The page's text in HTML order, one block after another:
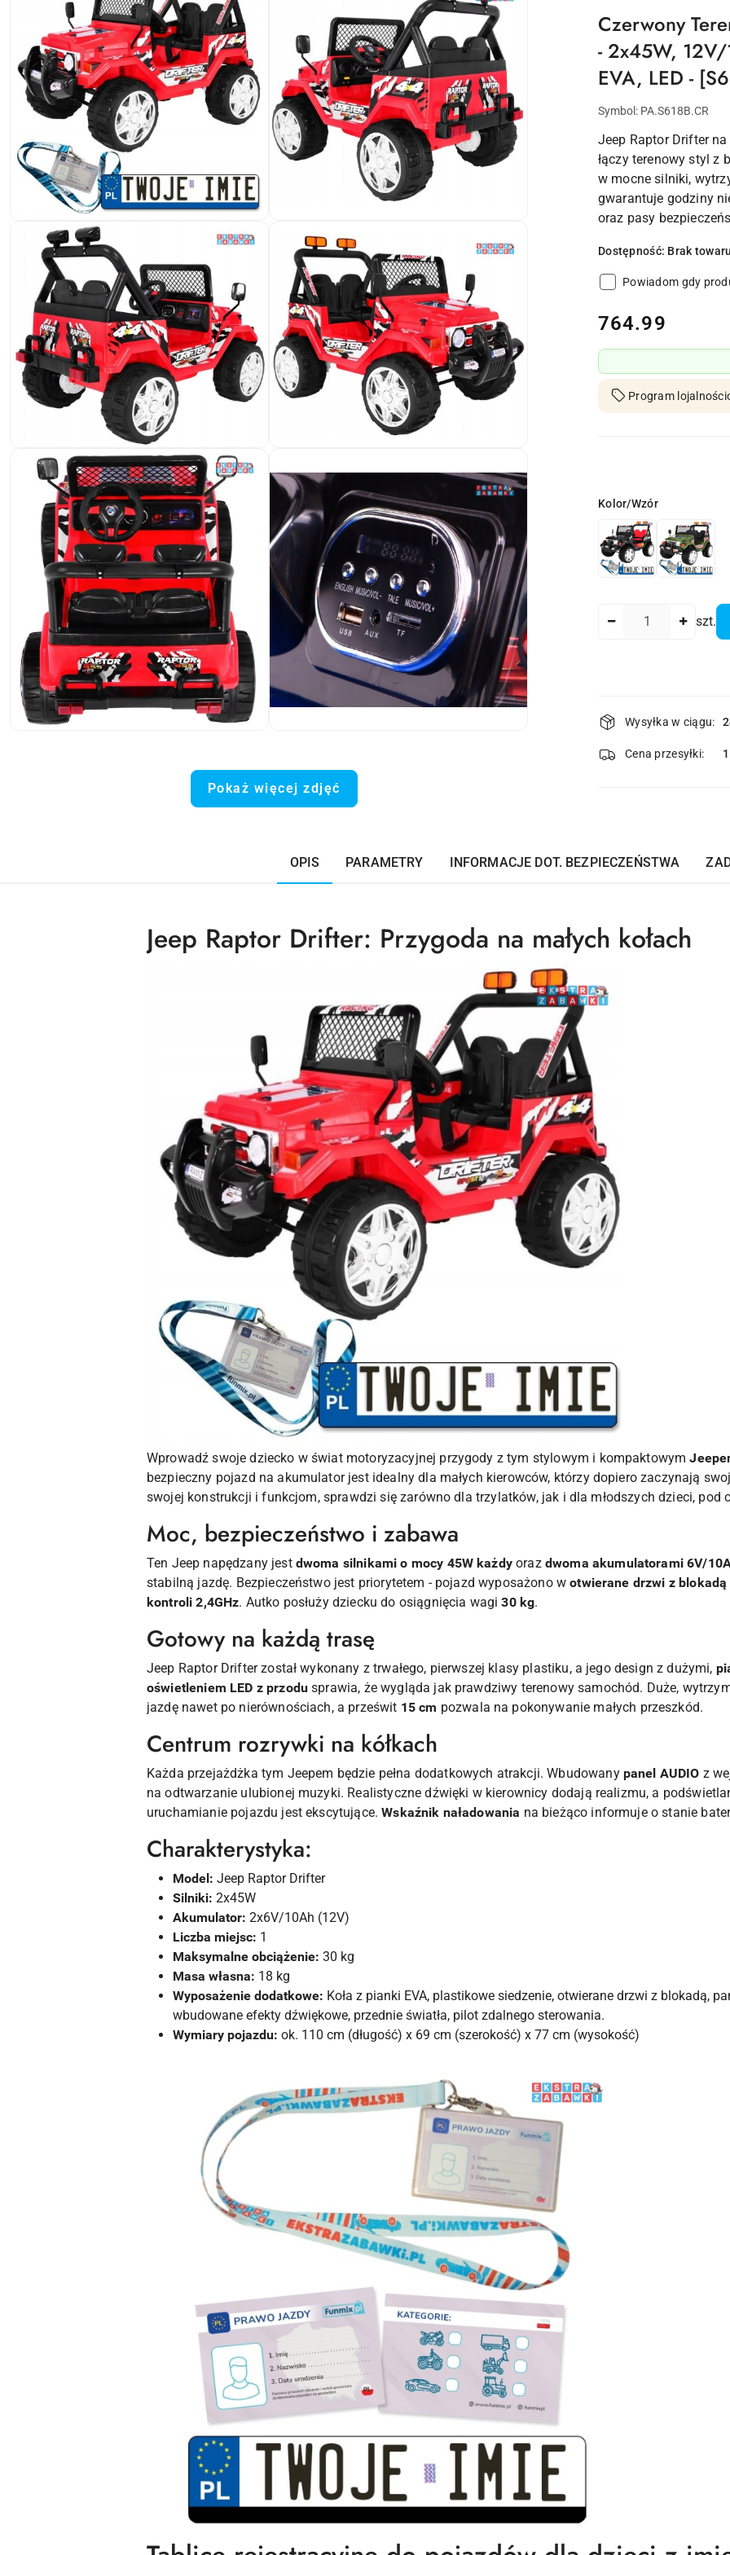
Pokaż więcej zdjęć
Czerwony
- 2x45W,
EVA, LED -
Symbol: PA.S618B.CR
Jeep Raptor Drifter
łączy terenowy styl z
w mocne silniki,
gwarantuje godziny
oraz pasy
Dostępność: Brak towaru
Powiadom gdy
cena:
764.99
Program
Wariant
Kolor/Wzór
szt.
Dostępność
i
dostawa
Wysyłka w ciągu:
Cena przesyłki:
OPIS PARAMETRY INFORMACJE DOT. BEZPIECZEŃSTWA
Jeep Raptor Drifter: Przygoda na małych kołach
Wprowadź swoje dziecko w świat motoryzacyjnej przygody z tym stylowym i kompaktowym
bezpieczny pojazd na akumulator jest idealny dla małych kierowców, którzy dopiero zaczynają
swojej konstrukcji i funkcjom, sprawdzi się zarówno dla trzylatków, jak i dla młodszych dzieci, pod
Moc, bezpieczeństwo i zabawa
Ten Jeep napędzany jest dwoma silnikami o mocy 45W każdyoraz dwoma akumulatorami 6V/
stabilną jazdę. Bezpieczeństwo jest priorytetem - pojazd wyposażono wotwierane drzwi z
kontroli 2,4GHz. Autko posłuży dziecku do osiągnięcia wagi30 kg.
Gotowy na każdą trasę
Jeep Raptor Drifter został wykonany z trwałego, pierwszej klasy plastiku, a jego design z dużymi,
oświetleniem LED z przodu sprawia, że wygląda jak prawdziwy terenowy samochód. Duże,
jazdę nawet po nierównościach, a prześwit 15 cm pozwala na pokonywanie małych przeszkód.
Centrum rozrywki na kółkach
Każda przejażdżka tym Jeepem będzie pełna dodatkowych atrakcji. Wbudowany panel AUDIO z
na odtwarzanie ulubionej muzyki. Realistyczne dźwięki w kierownicy dodają realizmu, a
uruchamianie pojazdu jest ekscytujące.Wskaźnik naładowania na bieżąco informuje o stanie
Charakterystyka:
Model: Jeep Raptor Drifter
Silniki: 2x45W
Akumulator: 2x6V/10Ah (12V)
Liczba miejsc: 1
Maksymalne obciążenie: 30 kg
Masa własna: 18 kg
Wyposażenie dodatkowe: Koła z pianki EVA, plastikowe siedzenie, otwierane drzwi z blokadą,
wbudowane efekty dźwiękowe, przednie światła, pilot zdalnego sterowania.
Wymiary pojazdu: ok. 110 cm (długość) x 69 cm (szerokość) x 77 cm (wysokość)